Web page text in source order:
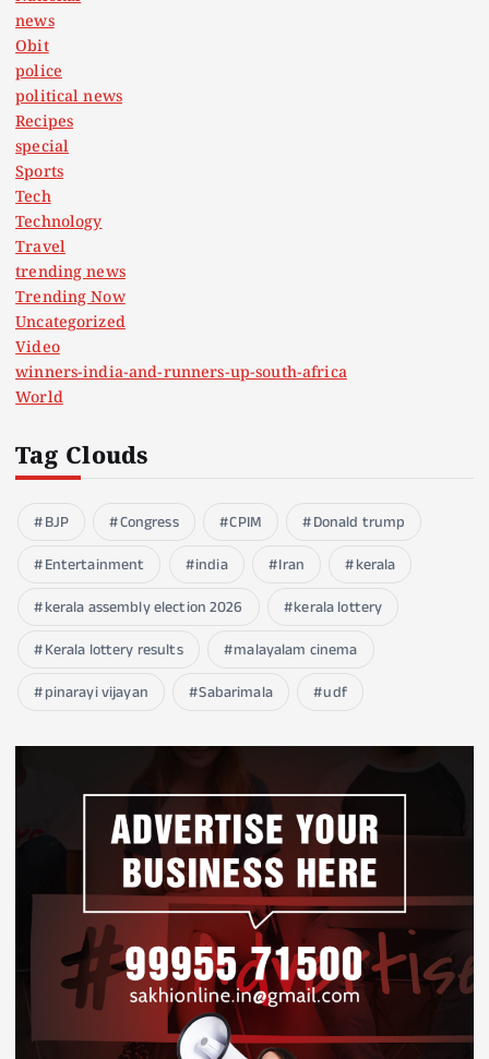
news
Obit
police
political news
Recipes
special
Sports
Tech
Technology
Travel
trending news
Trending Now
Uncategorized
Video
winners-india-and-runners-up-south-africa
World
Tag Clouds
BJP Congress CPIM
Donald trump
Entertainment
india Iran
kerala
kerala assembly election 2026
kerala lottery
Kerala lottery results
malayalam cinema
pinarayi vijayan
Sabarimala udf